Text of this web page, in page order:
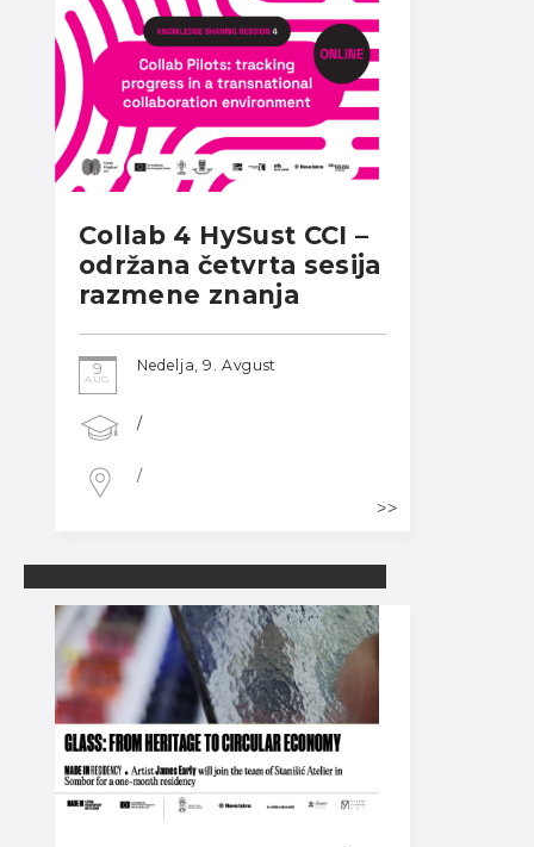
Collab 4 HySust CCI –
održana četvrta sesija
razmene znanja
9
AUG
Nedelja, 9. Avgust
/
/